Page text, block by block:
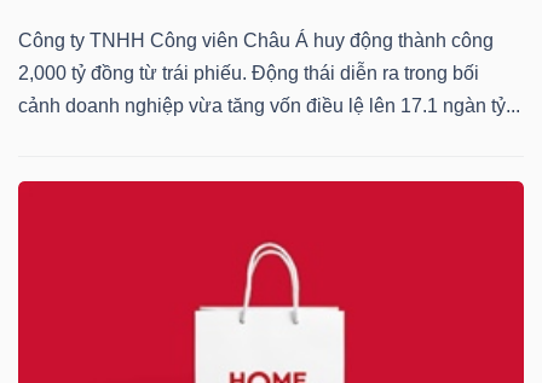
Công ty TNHH Công viên Châu Á huy động thành công
2,000 tỷ đồng từ trái phiếu. Động thái diễn ra trong bối
cảnh doanh nghiệp vừa tăng vốn điều lệ lên 17.1 ngàn tỷ...